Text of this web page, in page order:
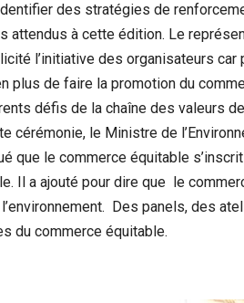
des stratégies de
attendus à cette édition. Le
l’initiative des organisateurs
plus de faire la promotion du
défis de la chaîne des valeurs
cérémonie, le Ministre de
que le commerce équitable
Il a ajouté pour dire que le
Des panels, des
du commerce équitable.